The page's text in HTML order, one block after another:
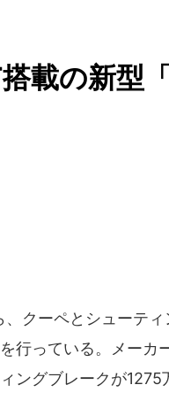
載の新型
クーペとシューティ
行っている。メーカ
ングブレークが